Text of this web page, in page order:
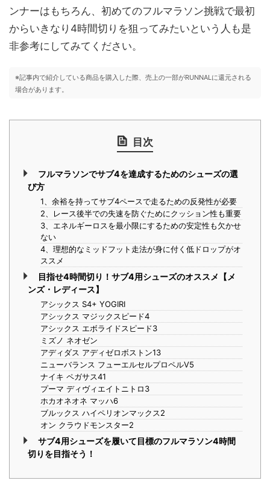
ンナーはもちろん、初めてのフルマラソン挑戦で最初
からいきなり4時間切りを狙ってみたいという人も是
非参考にしてみてください。
※記事内で紹介している商品を購入した際、売上の一部がRUNNALに還元される
場合があります。
目次
フルマラソンでサブ4を達成するためのシューズの選
び方
1、余裕を持ってサブ4ペースで走るための反発性が必要
2、レース後半での失速を防ぐためにクッション性も重要
3、エネルギーロスを最小限にするための安定性も欠かせ
ない
4、理想的なミッドフット走法が身に付く低ドロップがオ
ススメ
目指せ4時間切り！サブ4用シューズのオススメ【メ
ンズ・レディース】
アシックス S4+ YOGIRI
アシックス マジックスピード4
アシックス エボライドスピード3
ミズノ ネオゼン
アディダス アディゼロボストン13
ニューバランス フューエルセルプロペルV5
ナイキ ペガサス41
プーマ ディヴィエイトニトロ3
ホカオネオネ マッハ6
ブルックス ハイペリオンマックス2
オン クラウドモンスター2
サブ4用シューズを履いて目標のフルマラソン4時間
切りを目指そう！